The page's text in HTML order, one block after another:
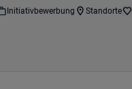
Initiativbewerbung Standorte